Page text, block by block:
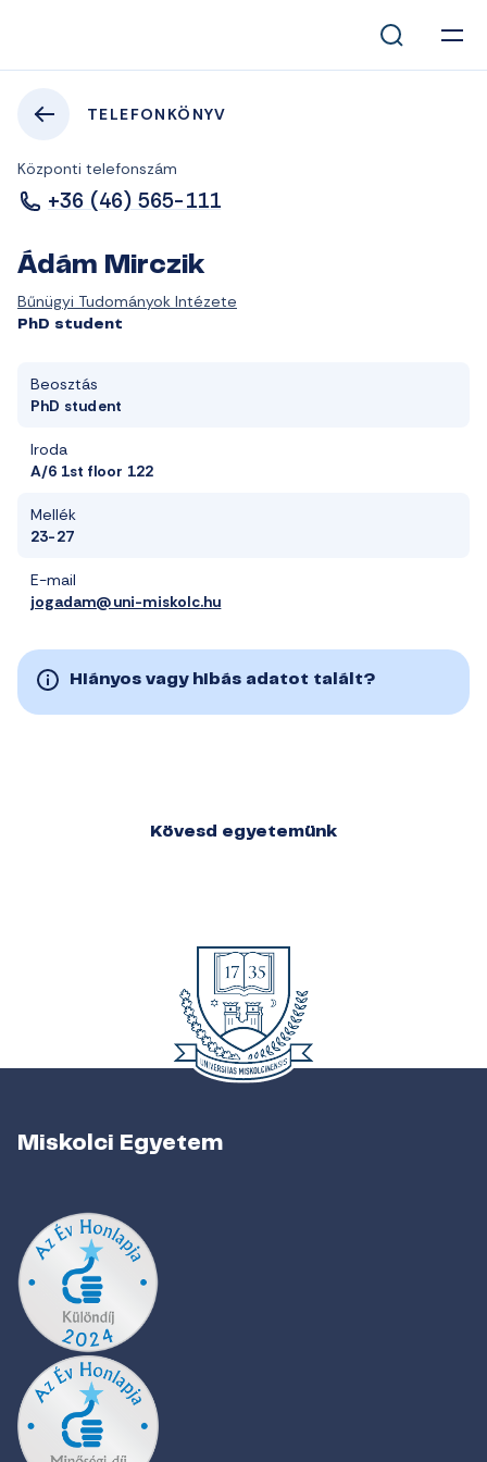
TELEFONKÖNYV
Központi telefonszám
+36 (46) 565-111
Ádám Mirczik
Bűnügyi Tudományok Intézete
PhD student
Beosztás
PhD student
Iroda
A/6 1st floor 122
Mellék
23-27
E-mail
jogadam@uni-miskolc.hu
Hiányos vagy hibás adatot talált?
Kövesd egyetemünk
Miskolci Egyetem